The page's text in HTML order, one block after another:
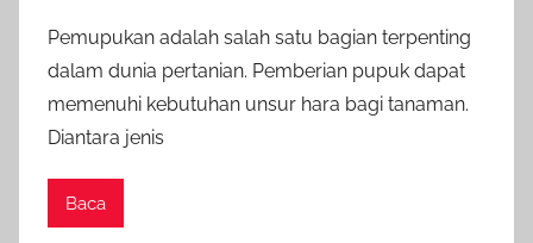
Pemupukan adalah salah satu bagian terpenting
dalam dunia pertanian. Pemberian pupuk dapat
memenuhi kebutuhan unsur hara bagi tanaman.
Diantara jenis
Baca